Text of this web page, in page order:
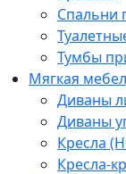
Спальни
Тумбы
Мягкая
Диваны
Диваны
Кресла
Кресла-